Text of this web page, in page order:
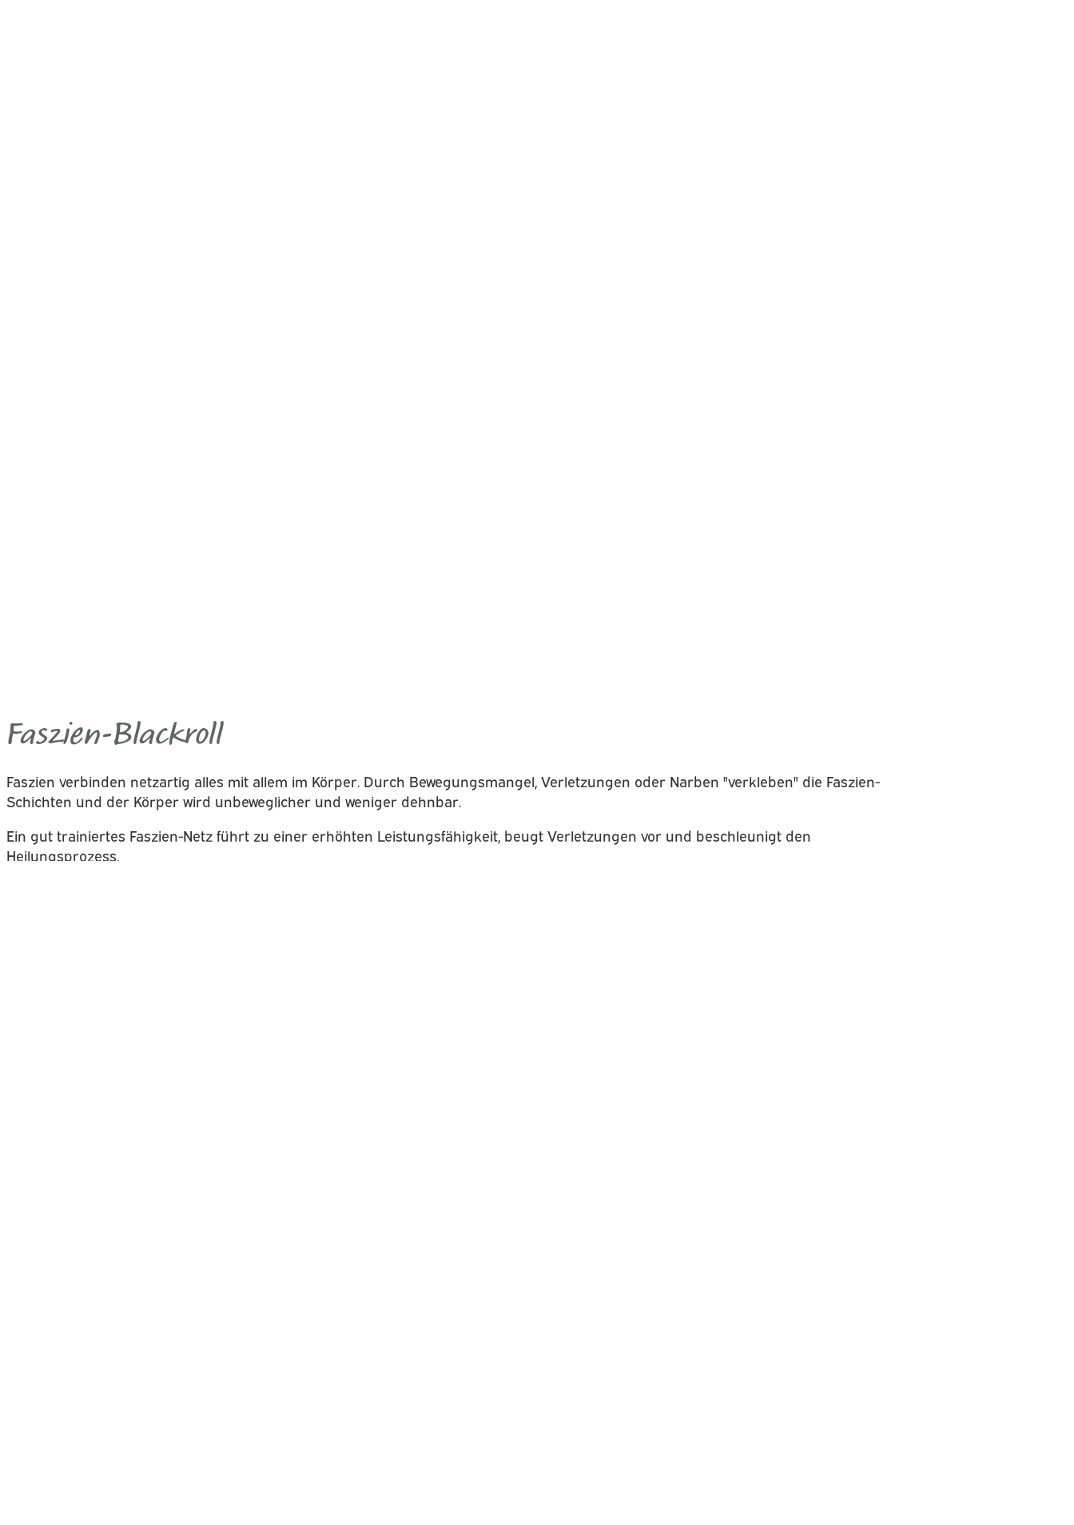
Faszien-Blackroll
Faszien verbinden netzartig alles mit allem im Körper. Durch Bewegungsmangel, Verletzungen oder Narben "verkleben" die Faszien-
Schichten und der Körper wird unbeweglicher und weniger dehnbar.
Ein gut trainiertes Faszien-Netz führt zu einer erhöhten Leistungsfähigkeit, beugt Verletzungen vor und beschleunigt den
Heilungsprozess.